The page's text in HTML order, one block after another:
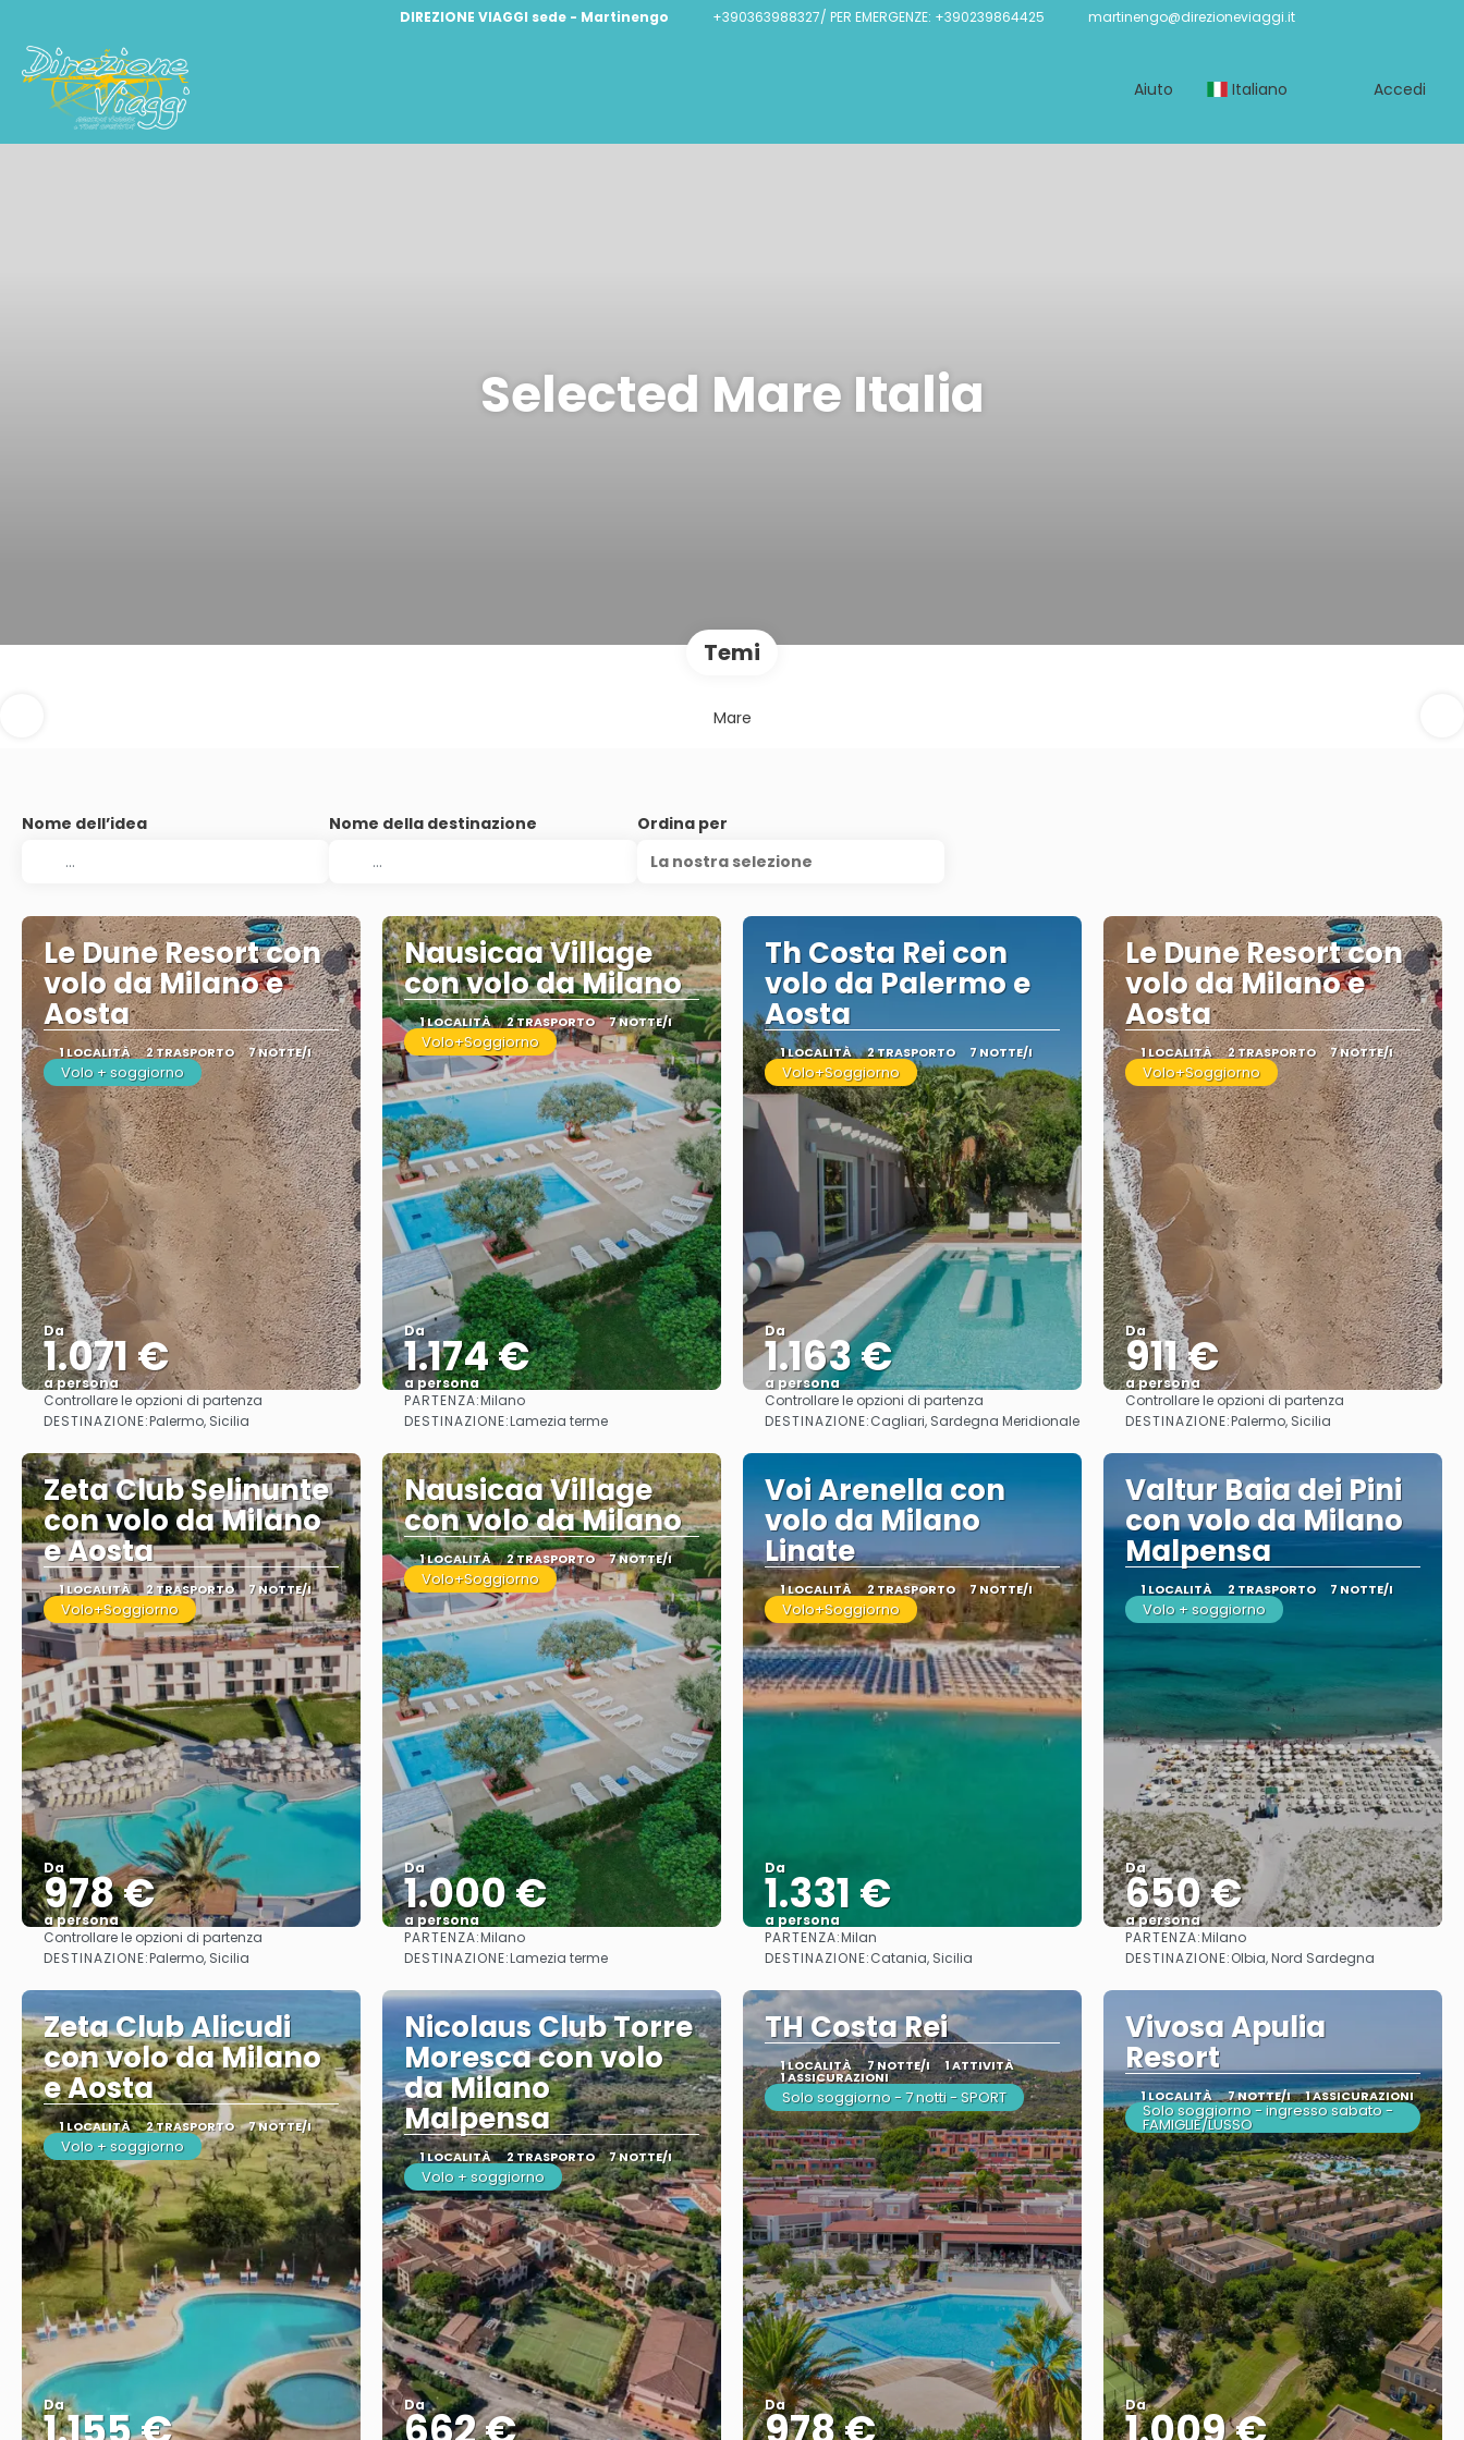
DIREZIONE VIAGGI sede - Martinengo +390363988327/ PER EMERGENZE: +390239864425 martinengo@direzioneviaggi.it
Aiuto Italiano Accedi
Selected Mare Italia
Temi
Mare
Nome dell’idea Nome della destinazione
Ordina per
La nostra selezione
Le Dune Resort con
volo da Milano e
Aosta
1 LOCALITÀ 2 TRASPORTO 7 NOTTE/I
Volo + soggiorno
Da
1.071 €
a persona
Vedere
Controllare le opzioni di partenza
DESTINAZIONE:Palermo, Sicilia
Nausicaa Village
con volo da Milano
1 LOCALITÀ 2 TRASPORTO 7 NOTTE/I
Volo+Soggiorno
Da
1.174 €
a persona
Vedere
PARTENZA:Milano
DESTINAZIONE:Lamezia terme
Th Costa Rei con
volo da Palermo e
Aosta
1 LOCALITÀ 2 TRASPORTO 7 NOTTE/I
Volo+Soggiorno
Da
1.163 €
a persona
Vedere
Controllare le opzioni di partenza
DESTINAZIONE:Cagliari, Sardegna Meridionale
Le Dune Resort con
volo da Milano e
Aosta
1 LOCALITÀ 2 TRASPORTO 7 NOTTE/I
Volo+Soggiorno
Da
911 €
a persona
Vedere
Controllare le opzioni di partenza
DESTINAZIONE:Palermo, Sicilia
Zeta Club Selinunte
con volo da Milano
e Aosta
1 LOCALITÀ 2 TRASPORTO 7 NOTTE/I
Volo+Soggiorno
Da
978 €
a persona
Vedere
Controllare le opzioni di partenza
DESTINAZIONE:Palermo, Sicilia
Nausicaa Village
con volo da Milano
1 LOCALITÀ 2 TRASPORTO 7 NOTTE/I
Volo+Soggiorno
Da
1.000 €
a persona
Vedere
PARTENZA:Milano
DESTINAZIONE:Lamezia terme
Voi Arenella con
volo da Milano
Linate
1 LOCALITÀ 2 TRASPORTO 7 NOTTE/I
Volo+Soggiorno
Da
1.331 €
a persona
Vedere
PARTENZA:Milan
DESTINAZIONE:Catania, Sicilia
Valtur Baia dei Pini
con volo da Milano
Malpensa
1 LOCALITÀ 2 TRASPORTO 7 NOTTE/I
Volo + soggiorno
Da
650 €
a persona
Vedere
PARTENZA:Milano
DESTINAZIONE:Olbia, Nord Sardegna
Zeta Club Alicudi
con volo da Milano
e Aosta
1 LOCALITÀ 2 TRASPORTO 7 NOTTE/I
Volo + soggiorno
Da
Nicolaus Club Torre
Moresca con volo
da Milano
Malpensa
1 LOCALITÀ 2 TRASPORTO 7 NOTTE/I
Volo + soggiorno
Da
TH Costa Rei
1 LOCALITÀ 7 NOTTE/I 1 ATTIVITÀ
1 ASSICURAZIONI
Solo soggiorno - 7 notti - SPORT
Da
Vivosa Apulia
Resort
1 LOCALITÀ 7 NOTTE/I 1 ASSICURAZIONI
Solo soggiorno - ingresso sabato -
FAMIGLIE/LUSSO
Da